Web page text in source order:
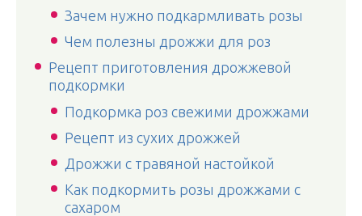
Зачем нужно подкармливать розы
Чем полезны дрожжи для роз
Рецепт приготовления дрожжевой
подкормки
Подкормка роз свежими дрожжами
Рецепт из сухих дрожжей
Дрожжи с травяной настойкой
Как подкормить розы дрожжами с
сахаром